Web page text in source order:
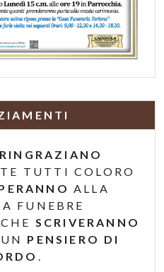
RINGRAZIANO
TUTTI COLORO
ALLA
FUNEBRE
SCRIVERANNO
UN PENSIERO DI
.